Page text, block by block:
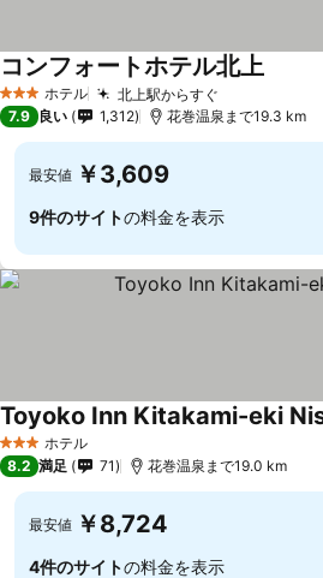
3 ホテルのランク
ホテル 北上駅からすぐ
コンフォートホテル北上
7.9 良い 1,312 花巻温泉まで19.3 km
最安値 ￥3,609
9件のサイトの料金を表示
3 ホテルのランク
ホテル
Toyoko Inn Kitakami-eki
8.2 満足 71 花巻温泉まで19.0 km
最安値 ￥8,724
4件のサイトの料金を表示